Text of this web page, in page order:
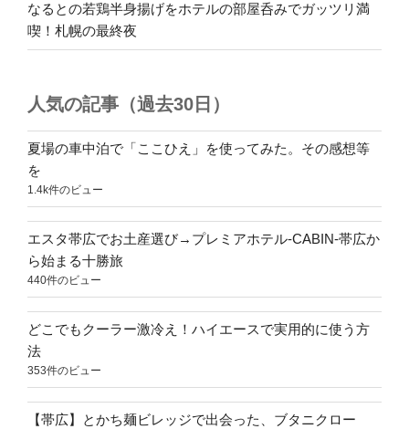
なるとの若鶏半身揚げをホテルの部屋呑みでガッツリ満
喫！札幌の最終夜
人気の記事（過去30日）
夏場の車中泊で「ここひえ」を使ってみた。その感想等
を
1.4k件のビュー
エスタ帯広でお土産選び→プレミアホテル-CABIN-帯広か
ら始まる十勝旅
440件のビュー
どこでもクーラー激冷え！ハイエースで実用的に使う方
法
353件のビュー
【帯広】とかち麺ビレッジで出会った、ブタニクロー